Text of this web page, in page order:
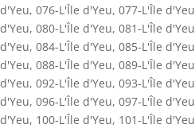
d'Yeu, 076-L'Île d'Yeu, 077-L'Île d'Yeu
d'Yeu, 080-L'Île d'Yeu, 081-L'Île d'Yeu
d'Yeu, 084-L'Île d'Yeu, 085-L'Île d'Yeu
d'Yeu, 088-L'Île d'Yeu, 089-L'Île d'Yeu
d'Yeu, 092-L'Île d'Yeu, 093-L'Île d'Yeu
d'Yeu, 096-L'Île d'Yeu, 097-L'Île d'Yeu
d'Yeu, 100-L'Île d'Yeu, 101-L'Île d'Yeu